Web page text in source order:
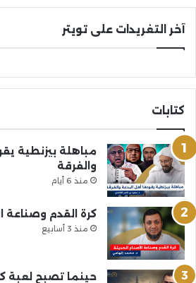
آخر التغريدات على تويتر
كتابات
مباهلة بيزنطية
والفرقة
منذ 6 أيام
كرة القدم وصناعة
منذ 3 أسابيع
حينما تصبح لعبة